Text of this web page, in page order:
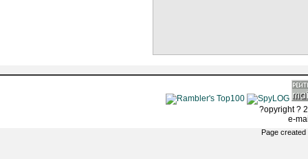
?opyright ?
e-
Page